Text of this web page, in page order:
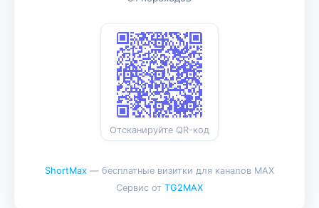
Отсканируйте QR-код
ShortMax — бесплатные визитки для каналов MAX
Сервис от TG2MAX